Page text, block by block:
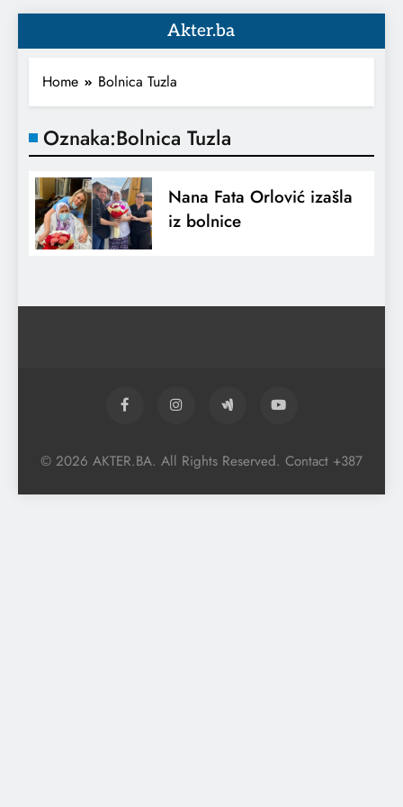
Akter.ba
Home Bolnica Tuzla
Oznaka:Bolnica Tuzla
Nana Fata Orlović izašla
iz bolnice
© 2026 AKTER.BA. All Rights Reserved. Contact +387